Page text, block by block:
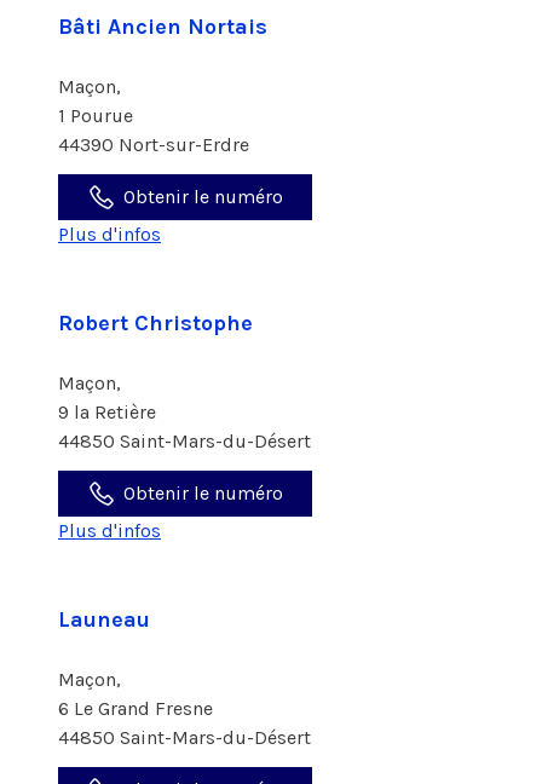
Bâti Ancien Nortais
Maçon,
1 Pourue
44390 Nort-sur-Erdre
Obtenir le numéro
Plus d'infos
Robert Christophe
Maçon,
9 la Retière
44850 Saint-Mars-du-Désert
Obtenir le numéro
Plus d'infos
Launeau
Maçon,
6 Le Grand Fresne
44850 Saint-Mars-du-Désert